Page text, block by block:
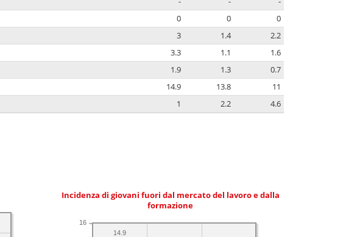
0 0
0
3 1.4
2.2
3.3 1.1
1.6
1.9 1.3
0.7
14.9 13.8
11
1 2.2 4.6
Incidenza di giovani fuori dal mercato del lavoro e dalla
formazione
16
14.9